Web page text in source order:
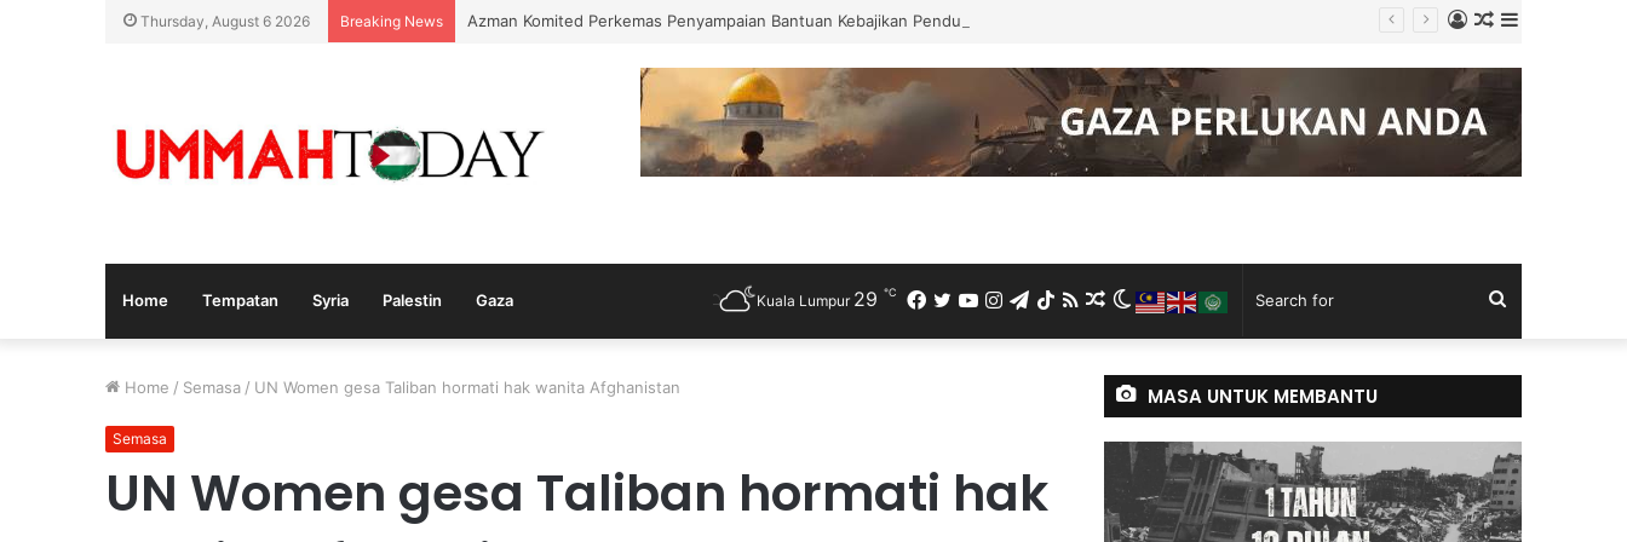
Thursday, August 6 2026 Breaking News Azman Komited Perkemas Penyampaian Bantuan Kebajikan Penduduk di Ampang
Random
Article
Log
In
Home Tempatan Syria Palestin Gaza
for
Switch
skin
Random
Article
RSS
TikTok
Telegram
Instagram
YouTube
Twitter
Facebook
Kuala Lumpur 29 ℃
Home / Semasa / UN Women gesa Taliban hormati hak wanita Afghanistan
Semasa
UN Women gesa Taliban hormati hak
MASA UNTUK MEMBANTU